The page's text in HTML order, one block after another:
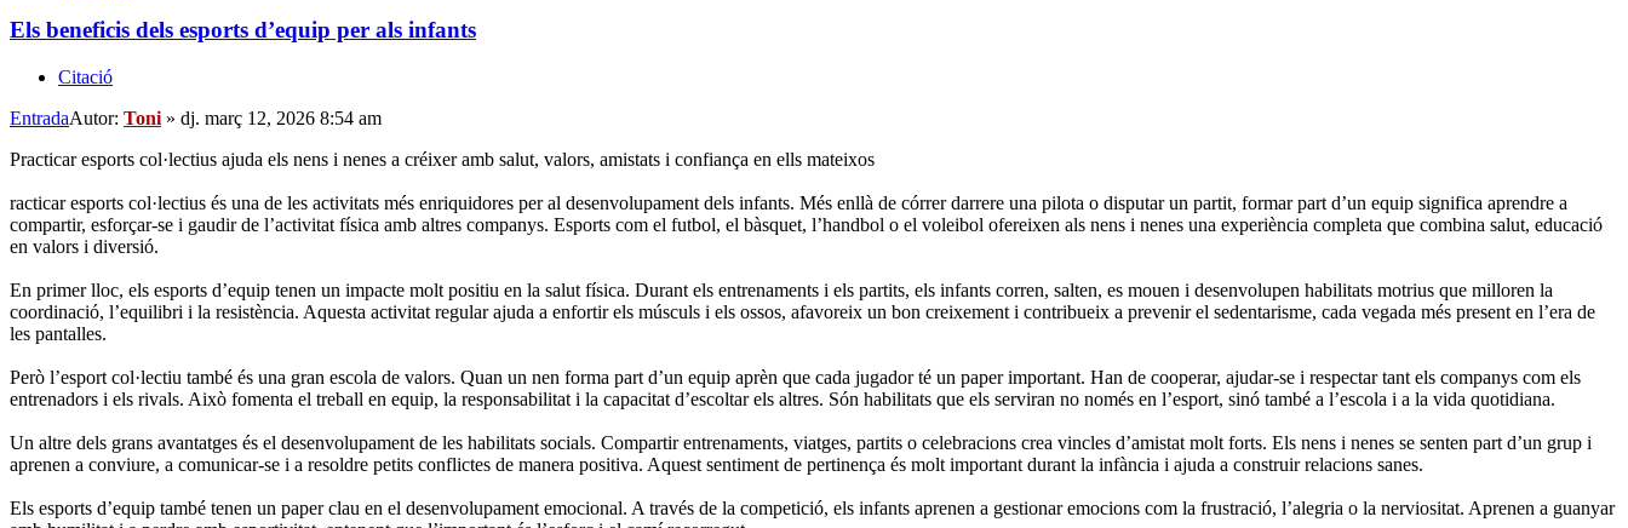
Els beneficis dels esports d’equip per als infants
Citació
EntradaAutor: Toni » dj. març 12, 2026 8:54 am
Practicar esports col·lectius ajuda els nens i nenes a créixer amb salut, valors, amistats i confiança en ells mateixos
racticar esports col·lectius és una de les activitats més enriquidores per al desenvolupament dels infants. Més enllà de córrer darrere una pilota o disputar un partit, formar part d’un equip significa aprendre a
compartir, esforçar-se i gaudir de l’activitat física amb altres companys. Esports com el futbol, el bàsquet, l’handbol o el voleibol ofereixen als nens i nenes una experiència completa que combina salut, educació
en valors i diversió.
En primer lloc, els esports d’equip tenen un impacte molt positiu en la salut física. Durant els entrenaments i els partits, els infants corren, salten, es mouen i desenvolupen habilitats motrius que milloren la
coordinació, l’equilibri i la resistència. Aquesta activitat regular ajuda a enfortir els músculs i els ossos, afavoreix un bon creixement i contribueix a prevenir el sedentarisme, cada vegada més present en l’era de
les pantalles.
Però l’esport col·lectiu també és una gran escola de valors. Quan un nen forma part d’un equip aprèn que cada jugador té un paper important. Han de cooperar, ajudar-se i respectar tant els companys com els
entrenadors i els rivals. Això fomenta el treball en equip, la responsabilitat i la capacitat d’escoltar els altres. Són habilitats que els serviran no només en l’esport, sinó també a l’escola i a la vida quotidiana.
Un altre dels grans avantatges és el desenvolupament de les habilitats socials. Compartir entrenaments, viatges, partits o celebracions crea vincles d’amistat molt forts. Els nens i nenes se senten part d’un grup i
aprenen a conviure, a comunicar-se i a resoldre petits conflictes de manera positiva. Aquest sentiment de pertinença és molt important durant la infància i ajuda a construir relacions sanes.
Els esports d’equip també tenen un paper clau en el desenvolupament emocional. A través de la competició, els infants aprenen a gestionar emocions com la frustració, l’alegria o la nerviositat. Aprenen a guanyar